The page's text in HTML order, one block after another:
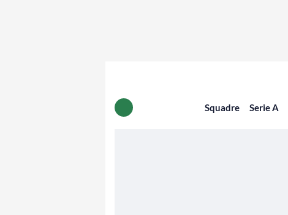
Squadre Serie A